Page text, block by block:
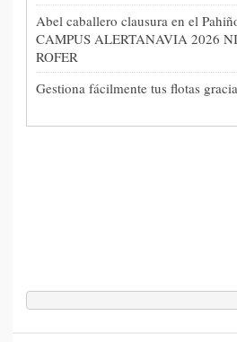
Abel caballero clausura en el
CAMPUS ALERTANAVIA 2026
ROFER
Gestiona fácilmente tus flotas